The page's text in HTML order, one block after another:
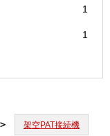
1
1
架空PAT接続機